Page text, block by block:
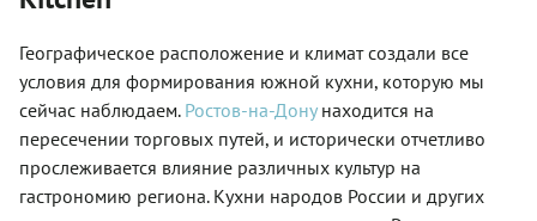
Географическое расположение и климат создали все
условия для формирования южной кухни, которую мы
сейчас наблюдаем. Ростов-на-Донунаходится на
пересечении торговых путей, и исторически отчетливо
прослеживается влияние различных культур на
гастрономию региона. Кухни народов России и других